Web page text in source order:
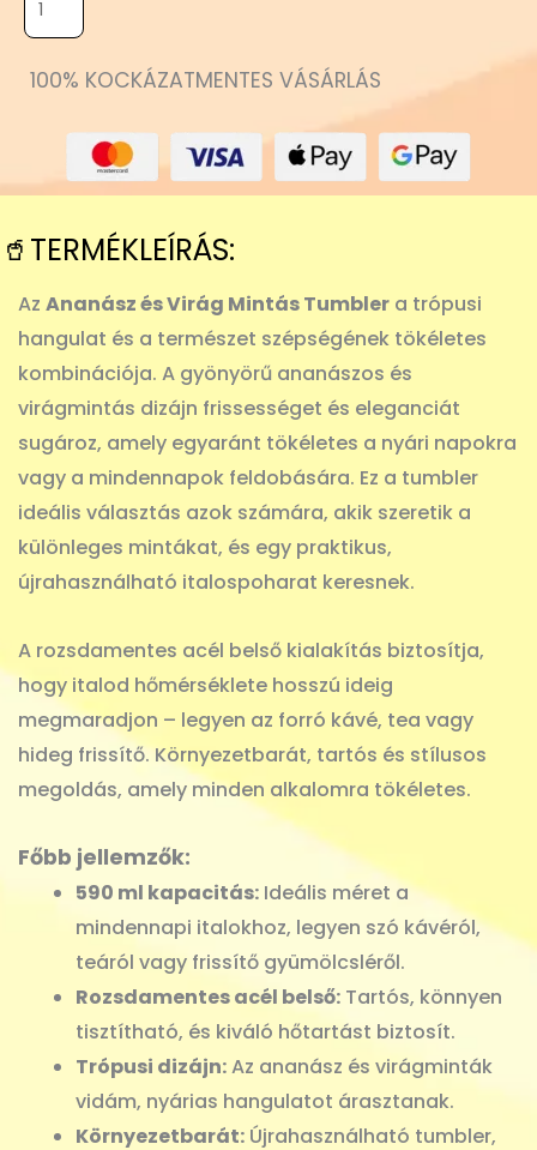
100% KOCKÁZATMENTES VÁSÁRLÁS
🥤TERMÉKLEÍRÁS:
Az Ananász és Virág Mintás Tumbler a trópusi
hangulat és a természet szépségének tökéletes
kombinációja. A gyönyörű ananászos és
virágmintás dizájn frissességet és eleganciát
sugároz, amely egyaránt tökéletes a nyári napokra
vagy a mindennapok feldobására. Ez a tumbler
ideális választás azok számára, akik szeretik a
különleges mintákat, és egy praktikus,
újrahasználható italospoharat keresnek.
A rozsdamentes acél belső kialakítás biztosítja,
hogy italod hőmérséklete hosszú ideig
megmaradjon – legyen az forró kávé, tea vagy
hideg frissítő. Környezetbarát, tartós és stílusos
megoldás, amely minden alkalomra tökéletes.
Főbb jellemzők:
590 ml kapacitás: Ideális méret a
mindennapi italokhoz, legyen szó kávéról,
teáról vagy frissítő gyümölcsléről.
Rozsdamentes acél belső: Tartós, könnyen
tisztítható, és kiváló hőtartást biztosít.
Trópusi dizájn:Az ananász és virágminták
vidám, nyárias hangulatot árasztanak.
Környezetbarát: Újrahasználható tumbler,